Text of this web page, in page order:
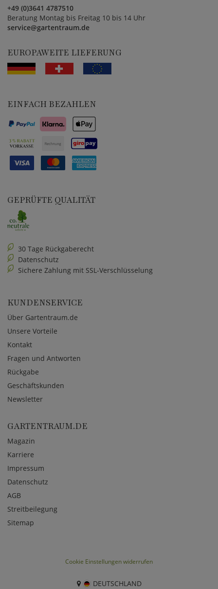
+49 (0)3641 4787510
Beratung Montag bis Freitag 10 bis 14 Uhr
service@gartentraum.de
EUROPAWEITE LIEFERUNG
EINFACH BEZAHLEN
GEPRÜFTE QUALITÄT
30 Tage Rückgaberecht
Datenschutz
Sichere Zahlung mit SSL-Verschlüsselung
KUNDENSERVICE
Über Gartentraum.de
Unsere Vorteile
Kontakt
Fragen und Antworten
Rückgabe
Geschäftskunden
Newsletter
GARTENTRAUM.DE
Magazin
Karriere
Impressum
Datenschutz
AGB
Streitbeilegung
Sitemap
Cookie Einstellungen widerrufen
DEUTSCHLAND